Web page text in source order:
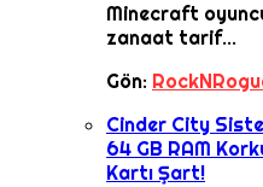
Minecraft
zanaat tarif...
Gön:
Cinder City
64 GB RAM
Kartı Şart!